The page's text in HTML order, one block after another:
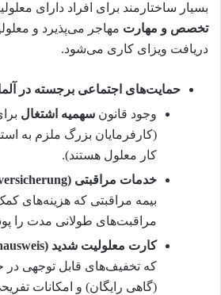
بسیار ساختارمند برای افراد دارای
تخصص و مهارت مهاجر می‌پذیرد و
دریافت ویزای کاری می‌شود.
حمایت‌های اجتماعی برجسته در
وجود قانون سهمیه اشتغال
کار معلول هستند).
خدمات مراقبتی (Pflegeversicherung):
بیمه مراقبتی که هزینه‌های
مراقبت‌های طولانی مدت را
کارت معلولیت شدید (Schwerbehindertenausweis)
که تخفیف‌های قابل توجهی
(گاهی رایگان) و امکانات